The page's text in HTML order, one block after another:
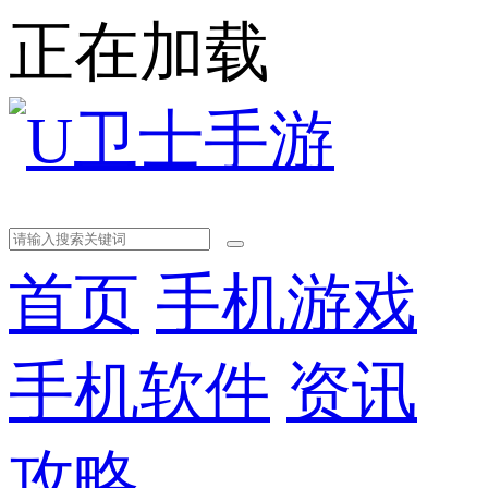
正在加载
首页 手机游戏
手机软件 资讯